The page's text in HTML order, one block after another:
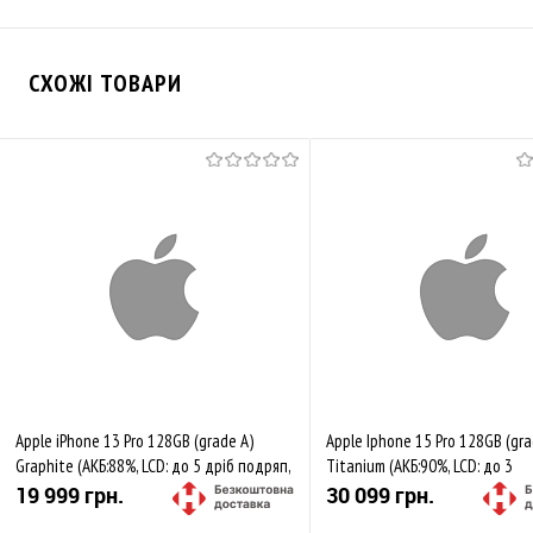
СХОЖІ ТОВАРИ
Apple iPhone 13 Pro 128GB (grade A)
Graphite (АКБ:88%, LCD: до 5 дріб подряп,
Корп: поодинокі мікросколи, бічн
мікроподряп)
19 999 грн.
Apple Iphone 15 Pro 128GB
Titanium (АКБ:90%, LCD: до 3
мікроподряп, Корп: дрібні біч
30 099 грн.